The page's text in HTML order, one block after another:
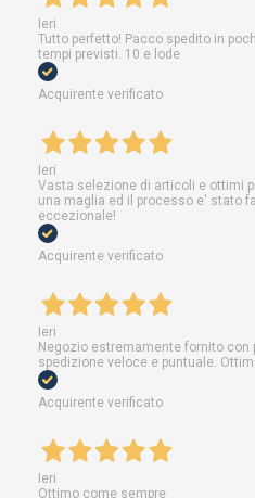
Ieri
Tutto perfetto! Pacco spedito in
tempi previsti. 10 e lode
Acquirente verificato
Ieri
Vasta selezione di articoli e ottimi
una maglia ed il processo e' stato
eccezionale!
Acquirente verificato
Ieri
Negozio estremamente fornito con
spedizione veloce e puntuale.
Acquirente verificato
Ieri
Ottimo come sempre